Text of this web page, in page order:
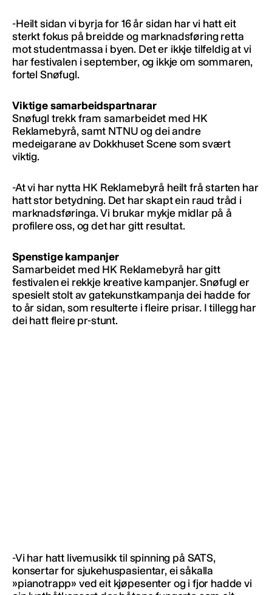
-Heilt sidan vi byrja for 16 år sidan har vi hatt eit
sterkt fokus på breidde og marknadsføring retta
mot studentmassa i byen. Det er ikkje tilfeldig at vi
har festivalen i september, og ikkje om sommaren,
fortel Snøfugl.
Viktige samarbeidspartnarar
Snøfugl trekk fram samarbeidet med HK
Reklamebyrå, samt NTNU og dei andre
medeigarane av Dokkhuset Scene som svært
viktig.
-At vi har nytta HK Reklamebyrå heilt frå starten har
hatt stor betydning. Det har skapt ein raud tråd i
marknadsføringa. Vi brukar mykje midlar på å
profilere oss, og det har gitt resultat.
Spenstige kampanjer
Samarbeidet med HK Reklamebyrå har gitt
festivalen ei rekkje kreative kampanjer. Snøfugl er
spesielt stolt av gatekunstkampanja dei hadde for
to år sidan, som resulterte i fleire prisar. I tillegg har
dei hatt fleire pr-stunt.
-Vi har hatt livemusikk til spinning på SATS,
konsertar for sjukehuspasientar, ei såkalla
»pianotrapp» ved eit kjøpesenter og i fjor hadde vi